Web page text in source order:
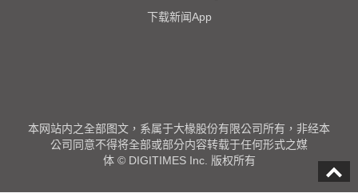
下载新闻App
本网站内之全部图文，系属于大椽股份有限公司所有，非经本
公司同意不得将全部或部分内容转载于任何形式之媒
体 © DIGITIMES Inc. 版权所有